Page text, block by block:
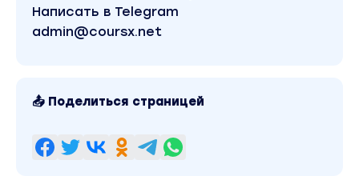
Урок 2 - Системы
Урок 3 - Что такое блокчейн
Урок 7 - Что такое Proof of Work
Урок 9 - Что такое Halving
Написать в Telegram
admin@coursx.net
📤 Поделиться страницей